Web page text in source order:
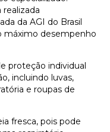
da AGI do Brasil
máximo desempenho
proteção individual
incluindo luvas,
e roupas de
fresca, pois pode